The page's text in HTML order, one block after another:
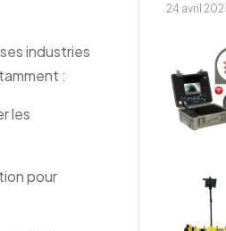
industries
:
les
pour
24 avril